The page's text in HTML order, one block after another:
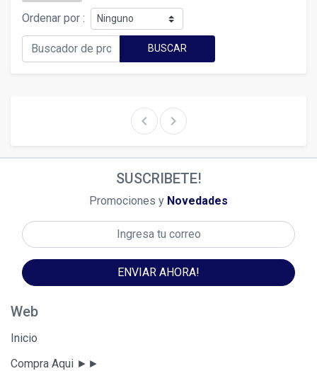
Ordenar por :
BUSCAR
chevron_left chevron_right
SUSCRIBETE!
Promociones y Novedades
ENVIAR AHORA!
Web
Inicio
Compra Aqui ►►